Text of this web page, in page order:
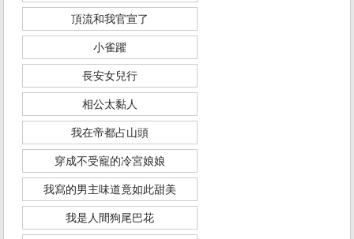
頂流和我官宣了
小雀躍
長安女兒行
相公太黏人
我在帝都占山頭
穿成不受寵的冷宮娘娘
我寫的男主味道竟如此甜美
我是人間狗尾巴花